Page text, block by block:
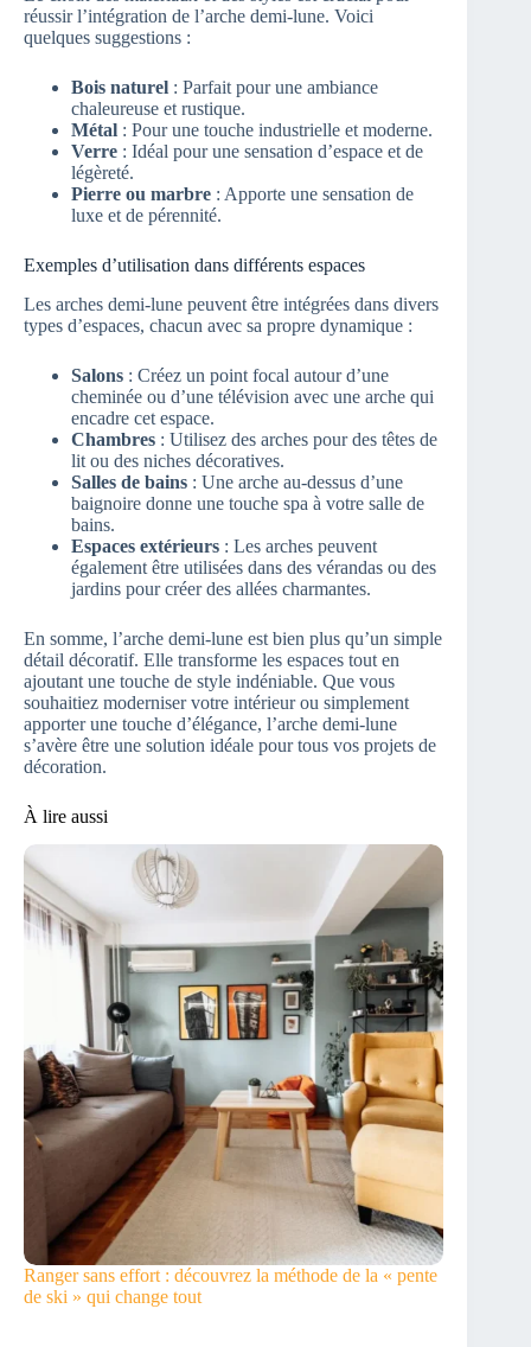
réussir l’intégration de l’arche demi-lune. Voici
quelques suggestions :
Bois naturel : Parfait pour une ambiance
chaleureuse et rustique.
Métal : Pour une touche industrielle et moderne.
Verre : Idéal pour une sensation d’espace et de
légèreté.
Pierre ou marbre : Apporte une sensation de
luxe et de pérennité.
Exemples d’utilisation dans différents espaces
Les arches demi-lune peuvent être intégrées dans divers
types d’espaces, chacun avec sa propre dynamique :
Salons : Créez un point focal autour d’une
cheminée ou d’une télévision avec une arche qui
encadre cet espace.
Chambres : Utilisez des arches pour des têtes de
lit ou des niches décoratives.
Salles de bains : Une arche au-dessus d’une
baignoire donne une touche spa à votre salle de
bains.
Espaces extérieurs : Les arches peuvent
également être utilisées dans des vérandas ou des
jardins pour créer des allées charmantes.
En somme, l’arche demi-lune est bien plus qu’un simple
détail décoratif. Elle transforme les espaces tout en
ajoutant une touche de style indéniable. Que vous
souhaitiez moderniser votre intérieur ou simplement
apporter une touche d’élégance, l’arche demi-lune
s’avère être une solution idéale pour tous vos projets de
décoration.
À lire aussi
Ranger sans effort : découvrez la méthode de la « pente
de ski » qui change tout